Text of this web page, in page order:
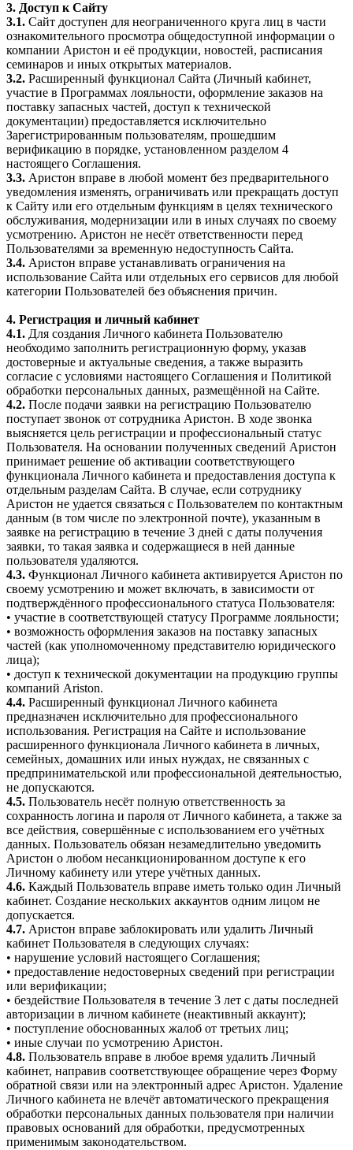
3. Доступ к Сайту
3.1. Сайт доступен для неограниченного круга лиц в части
ознакомительного просмотра общедоступной информации о
компании Аристон и её продукции, новостей, расписания
семинаров и иных открытых материалов.
3.2. Расширенный функционал Сайта (Личный кабинет,
участие в Программах лояльности, оформление заказов на
поставку запасных частей, доступ к технической
документации) предоставляется исключительно
Зарегистрированным пользователям, прошедшим
верификацию в порядке, установленном разделом 4
настоящего Соглашения.
3.3. Аристон вправе в любой момент без предварительного
уведомления изменять, ограничивать или прекращать доступ
к Сайту или его отдельным функциям в целях технического
обслуживания, модернизации или в иных случаях по своему
усмотрению. Аристон не несёт ответственности перед
Пользователями за временную недоступность Сайта.
3.4. Аристон вправе устанавливать ограничения на
использование Сайта или отдельных его сервисов для любой
категории Пользователей без объяснения причин.
4. Регистрация и личный кабинет
4.1. Для создания Личного кабинета Пользователю
необходимо заполнить регистрационную форму, указав
достоверные и актуальные сведения, а также выразить
согласие с условиями настоящего Соглашения и Политикой
обработки персональных данных, размещённой на Сайте.
4.2. После подачи заявки на регистрацию Пользователю
поступает звонок от сотрудника Аристон. В ходе звонка
выясняется цель регистрации и профессиональный статус
Пользователя. На основании полученных сведений Аристон
принимает решение об активации соответствующего
функционала Личного кабинета и предоставления доступа к
отдельным разделам Сайта. В случае, если сотруднику
Аристон не удается связаться с Пользователем по контактным
данным (в том числе по электронной почте), указанным в
заявке на регистрацию в течение 3 дней с даты получения
заявки, то такая заявка и содержащиеся в ней данные
пользователя удаляются.
4.3. Функционал Личного кабинета активируется Аристон по
своему усмотрению и может включать, в зависимости от
подтверждённого профессионального статуса Пользователя:
• участие в соответствующей статусу Программе лояльности;
• возможность оформления заказов на поставку запасных
частей (как уполномоченному представителю юридического
лица);
• доступ к технической документации на продукцию группы
компаний Ariston.
4.4. Расширенный функционал Личного кабинета
предназначен исключительно для профессионального
использования. Регистрация на Сайте и использование
расширенного функционала Личного кабинета в личных,
семейных, домашних или иных нуждах, не связанных с
предпринимательской или профессиональной деятельностью,
не допускаются.
4.5. Пользователь несёт полную ответственность за
сохранность логина и пароля от Личного кабинета, а также за
все действия, совершённые с использованием его учётных
данных. Пользователь обязан незамедлительно уведомить
Аристон о любом несанкционированном доступе к его
Личному кабинету или утере учётных данных.
4.6. Каждый Пользователь вправе иметь только один Личный
кабинет. Создание нескольких аккаунтов одним лицом не
допускается.
4.7. Аристон вправе заблокировать или удалить Личный
кабинет Пользователя в следующих случаях:
• нарушение условий настоящего Соглашения;
• предоставление недостоверных сведений при регистрации
или верификации;
• бездействие Пользователя в течение 3 лет с даты последней
авторизации в личном кабинете (неактивный аккаунт);
• поступление обоснованных жалоб от третьих лиц;
• иные случаи по усмотрению Аристон.
4.8. Пользователь вправе в любое время удалить Личный
кабинет, направив соответствующее обращение через Форму
обратной связи или на электронный адрес Аристон. Удаление
Личного кабинета не влечёт автоматического прекращения
обработки персональных данных пользователя при наличии
правовых оснований для обработки, предусмотренных
применимым законодательством.